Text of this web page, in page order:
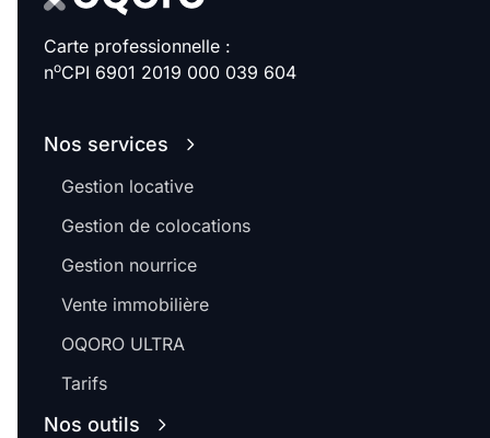
Carte professionnelle :
noCPI 6901 2019 000 039 604
Nos services
Gestion locative
Gestion de colocations
Gestion nourrice
Vente immobilière
OQORO ULTRA
Tarifs
Nos outils